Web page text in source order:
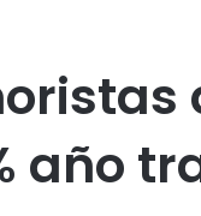
año